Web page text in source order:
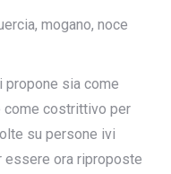
mogano, noce
propone sia come
come costrittivo per
su persone ivi
essere ora riproposte